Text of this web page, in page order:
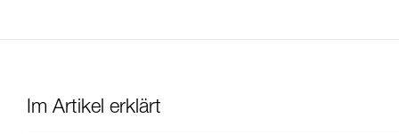
Im Artikel erklärt